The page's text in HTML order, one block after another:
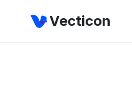
Vecticon